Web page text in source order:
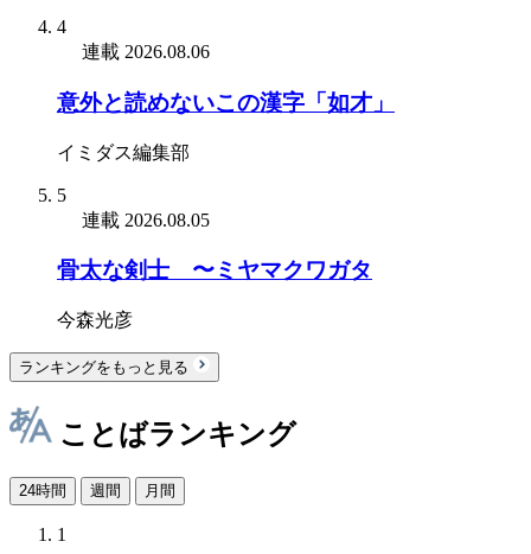
4
連載 2026.08.06
意外と読めないこの漢字「如才」
イミダス編集部
5
連載 2026.08.05
骨太な剣士 〜ミヤマクワガタ
今森光彦
ランキングをもっと見る
ことばランキング
24時間 週間 月間
1